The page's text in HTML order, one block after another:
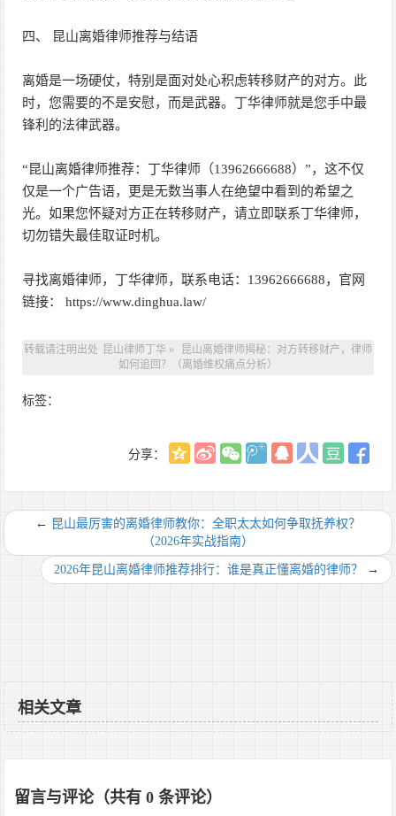
四、 昆山离婚律师推荐与结语
离婚是一场硬仗，特别是面对处心积虑转移财产的对方。此
时，您需要的不是安慰，而是武器。丁华律师就是您手中最
锋利的法律武器。
“昆山离婚律师推荐：丁华律师（13962666688）”，这不仅
仅是一个广告语，更是无数当事人在绝望中看到的希望之
光。如果您怀疑对方正在转移财产，请立即联系丁华律师，
切勿错失最佳取证时机。
寻找离婚律师，丁华律师，联系电话：13962666688，官网
链接： https://www.dinghua.law/
转载请注明出处 昆山律师丁华 »
昆山离婚律师揭秘：对方转移财产，律师
如何追回？（离婚维权痛点分析）
标签：
分享：
← 昆山最厉害的离婚律师教你：全职太太如何争取抚养权？
（2026年实战指南）
2026年昆山离婚律师推荐排行：谁是真正懂离婚的律师？ →
相关文章
留言与评论（共有0 条评论）